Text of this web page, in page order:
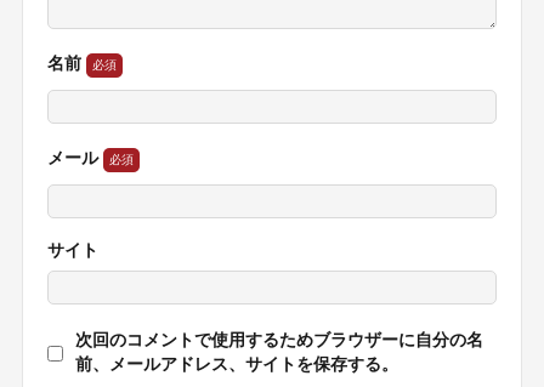
名前
メール
サイト
次回のコメントで使用するためブラウザーに自分の名
前、メールアドレス、サイトを保存する。